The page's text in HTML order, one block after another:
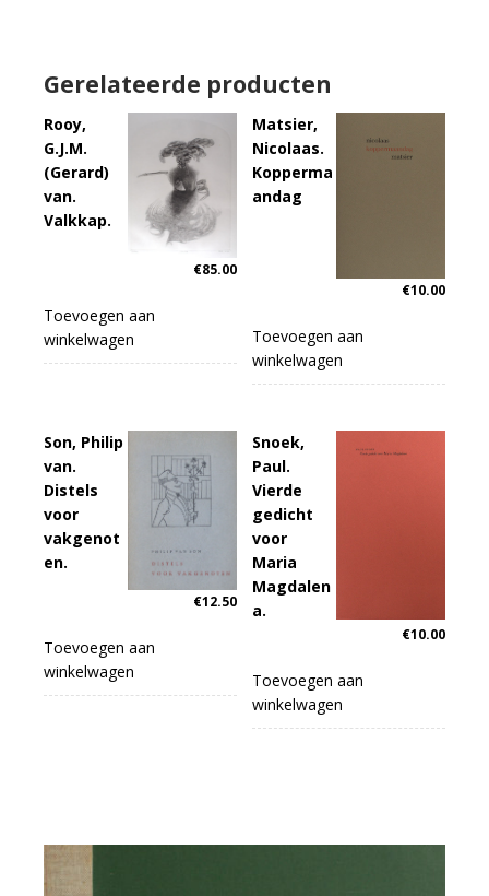
Gerelateerde producten
Rooy,
G.J.M.
(Gerard)
van.
Valkkap.
€85.00
Toevoegen aan
winkelwagen
Matsier,
Nicolaas.
Kopperma
andag
€10.00
Toevoegen aan
winkelwagen
Son, Philip
van.
Distels
voor
vakgenot
en.
€12.50
Toevoegen aan
winkelwagen
Snoek,
Paul.
Vierde
gedicht
voor
Maria
Magdalen
a.
€10.00
Toevoegen aan
winkelwagen